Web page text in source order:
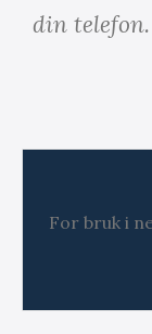
din
For bruk i